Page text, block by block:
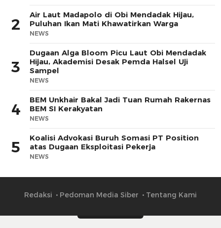
2
Air Laut Madapolo di Obi Mendadak Hijau,
Puluhan Ikan Mati Khawatirkan Warga
NEWS
3
Dugaan Alga Bloom Picu Laut Obi Mendadak
Hijau, Akademisi Desak Pemda Halsel Uji
Sampel
NEWS
4
BEM Unkhair Bakal Jadi Tuan Rumah Rakernas
BEM SI Kerakyatan
NEWS
5
Koalisi Advokasi Buruh Somasi PT Position
atas Dugaan Eksploitasi Pekerja
NEWS
Redaksi Pedoman Media Siber Tentang Kami